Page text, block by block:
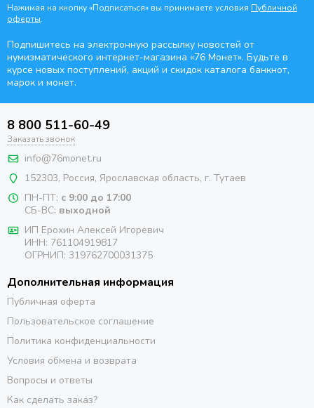
Нажимая на кнопку «Подписаться» вы принимаете условия Публичной
оферты.
Подпишитесь на электронную рассылку новостей от
нумизматического интернет-магазина «76 Монет». Будьте в
курсе новых поступлений, акций и скидок каталога банкнот,
марок и монет.
8 800 511-60-49
Заказать звонок
info@76monet.ru
152303, Россия, Ярославская область, г. Тутаев
ПН-ПТ: с 9:00 до 17:00
СБ-ВС: выходной
ИП Ерохин Алексей Игоревич
ИНН: 761104919817
ОГРНИП: 319762700031375
Дополнительная информация
Публичная оферта
Пользовательское соглашение
Политика конфиденциальности
Условия обмена и возврата
Вопросы и ответы
Как сделать заказ?